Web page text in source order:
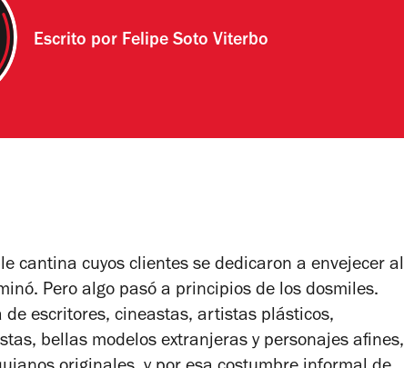
Escrito por Felipe Soto Viterbo
cantina cuyos clientes se dedicaron a envejecer al
Pero algo pasó a principios de los dosmiles.
escritores, cineastas, artistas plásticos,
bellas modelos extranjeras y personajes afines,